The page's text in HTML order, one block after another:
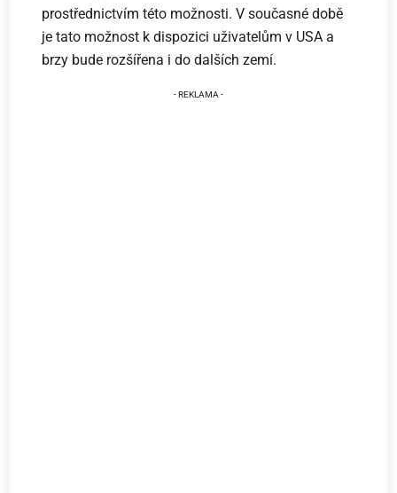
prostřednictvím této možnosti. V současné době
je tato možnost k dispozici uživatelům v USA a
brzy bude rozšířena i do dalších zemí.